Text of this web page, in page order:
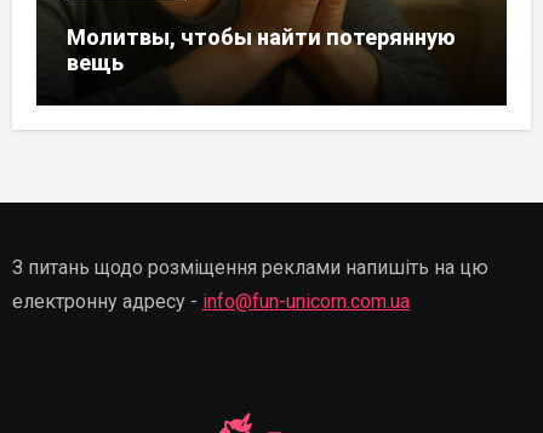
Молитвы, чтобы найти потерянную
вещь
З питань щодо розміщення реклами напишіть на цю
електронну адресу - info@fun-unicorn.com.ua